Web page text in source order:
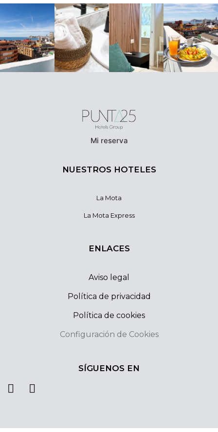
Mi reserva
NUESTROS HOTELES
La Mota
La Mota Express
ENLACES
Aviso legal
Política de privacidad
Política de cookies
Configuración de Cookies
SÍGUENOS EN